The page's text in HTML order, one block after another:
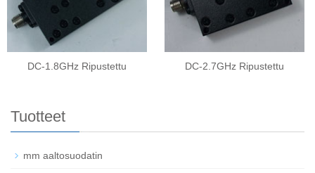
DC-1.8GHz Ripustettu DC-2.7GHz Ripustettu
Tuotteet
mm aaltosuodatin